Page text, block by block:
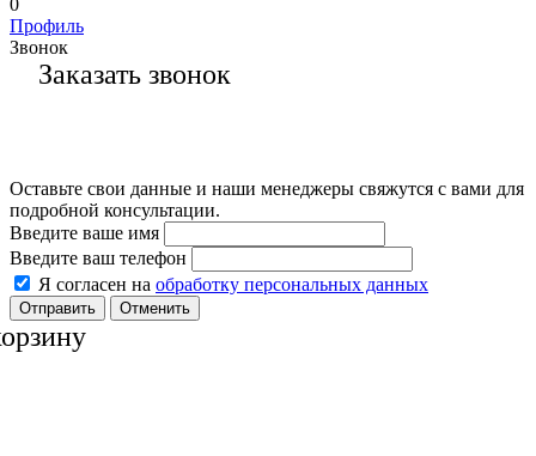
0
Профиль
Звонок
Заказать звонок
Оставьте свои данные и наши менеджеры свяжутся с вами для
подробной консультации.
Введите ваше имя
Введите ваш телефон
Я согласен на обработку персональных данных
Отменить